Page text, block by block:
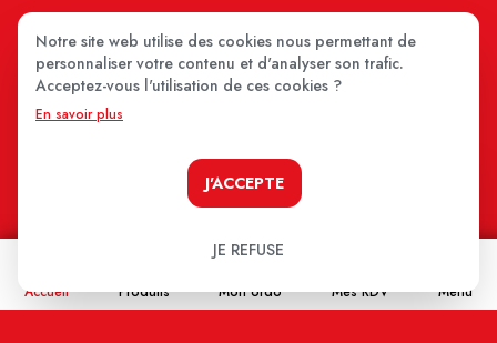
Accueil Produits Mon ordo Mes RDV Menu
NEWSLETTER
Rejoignez la communauté Médiprix !
Notre site web utilise des cookies nous permettant de
personnaliser votre contenu et d'analyser son trafic.
Acceptez-vous l'utilisation de ces cookies ?
En savoir plus
J'ACCEPTE
JE REFUSE